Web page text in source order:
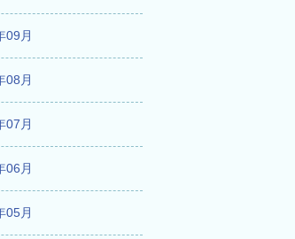
09月
08月
07月
06月
05月